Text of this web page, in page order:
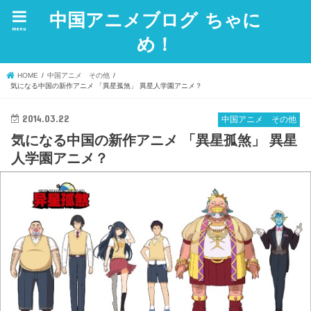
中国アニメブログ ちゃに
め！
menu
HOME
中国アニメ その他
気になる中国の新作アニメ 「異星孤煞」 異星人学園アニメ？
中国アニメ その他
2014.03.22
気になる中国の新作アニメ 「異星孤煞」 異星
人学園アニメ？